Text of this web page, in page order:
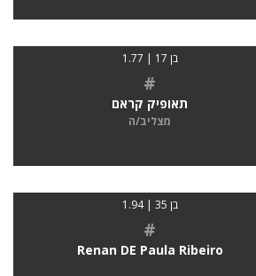
בן 17 | 1.77
#
תאופיק קראם
מצליב/ה
בן 35 | 1.94
#
Renan DE Paula Ribeiro